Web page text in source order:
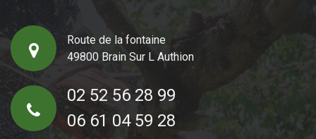
Route de la fontaine
49800 Brain Sur L Authion
02 52 56 28 99
06 61 04 59 28